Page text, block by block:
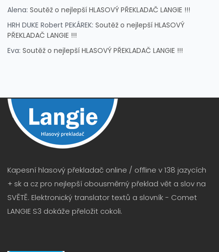
Alena: Soutěž o nejlepší HLASOVÝ PŘEKLADAČ LANGIE !!!
HRH DUKE Robert PEKÁREK: Soutěž o nejlepší HLASOVÝ
PŘEKLADAČ LANGIE !!!
Eva: Soutěž o nejlepší HLASOVÝ PŘEKLADAČ LANGIE !!!
Kapesní hlasový překladač online / offline v 138 jazycích
+ sk a cz pro nejlepší obousměrný překlad vět a slov na
SVĚTĚ. Elektronický translator textů a slovník - Comet
LANGIE S3 dokáže přeložit cokoli.